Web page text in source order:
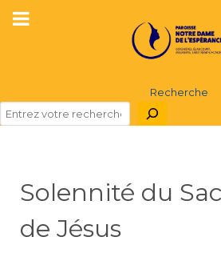
Recherche
Solennité du
de Jésus